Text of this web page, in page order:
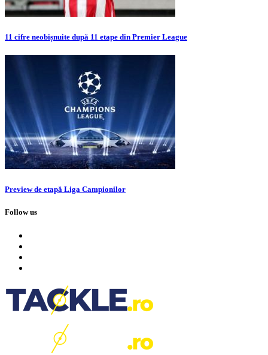
11 cifre neobișnuite după 11 etape din Premier League
Preview de etapă Liga Campionilor
Follow us